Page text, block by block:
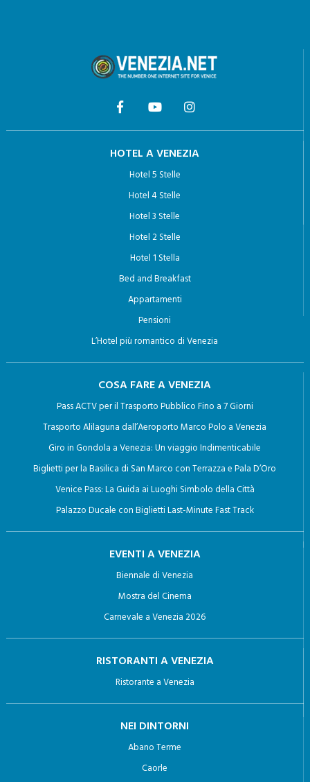
HOTEL A VENEZIA
Hotel 5 Stelle
Hotel 4 Stelle
Hotel 3 Stelle
Hotel 2 Stelle
Hotel 1 Stella
Bed and Breakfast
Appartamenti
Pensioni
L’Hotel più romantico di Venezia
COSA FARE A VENEZIA
Pass ACTV per il Trasporto Pubblico Fino a 7 Giorni
Trasporto Alilaguna dall’Aeroporto Marco Polo a Venezia
Giro in Gondola a Venezia: Un viaggio Indimenticabile
Biglietti per la Basilica di San Marco con Terrazza e Pala D’Oro
Venice Pass: La Guida ai Luoghi Simbolo della Città
Palazzo Ducale con Biglietti Last-Minute Fast Track
EVENTI A VENEZIA
Biennale di Venezia
Mostra del Cinema
Carnevale a Venezia 2026
RISTORANTI A VENEZIA
Ristorante a Venezia
NEI DINTORNI